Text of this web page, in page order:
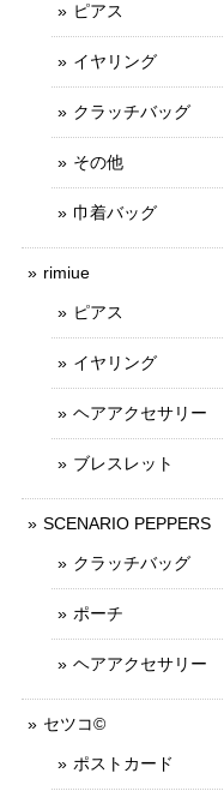
ピアス
イヤリング
クラッチバッグ
その他
巾着バッグ
rimiue
ピアス
イヤリング
ヘアアクセサリー
ブレスレット
SCENARIO PEPPERS
クラッチバッグ
ポーチ
ヘアアクセサリー
セツコ©
ポストカード